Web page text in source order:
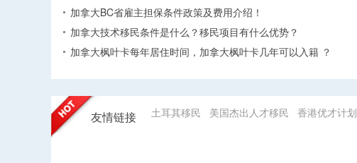
加拿大BC省雇主担保条件政策及费用介绍！
加拿大技术移民条件是什么？移民项目有什么优势？
加拿大枫叶卡每年居住时间，加拿大枫叶卡几年可以入籍 ？
友情链接 土耳其移民 美国杰出人才移民 香港优才计划